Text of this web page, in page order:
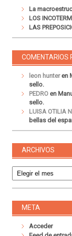
La
LOS
LAS
COMENTARIOS
leon hunteren
sello.
PEDRO en
sello.
LUISA OTILIA
bellas del
ARCHIVOS
META
Acceder